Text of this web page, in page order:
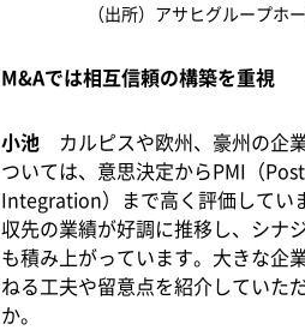
（出所）アサヒグループ
M&Aでは相互信頼の構築を重視
小池 カルピスや欧州、豪州の企
ついては、意思決定からPMI（
Integration）まで高く評価してい
収先の業績が好調に推移し、シナ
も積み上がっています。大きな企
ねる工夫や留意点を紹介していた
か。